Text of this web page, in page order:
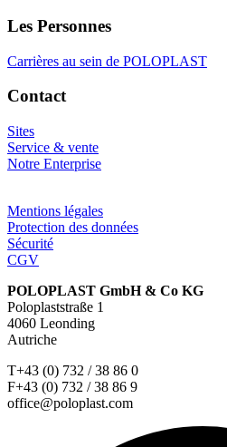
Les Personnes
Carrières au sein de POLOPLAST
Contact
Sites
Service & vente
Notre Enterprise
Mentions légales
Protection des données
Sécurité
CGV
POLOPLAST GmbH & Co KG
Poloplaststraße 1
4060 Leonding
Autriche
T+43 (0) 732 / 38 86 0
F+43 (0) 732 / 38 86 9
office@poloplast.com